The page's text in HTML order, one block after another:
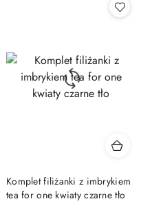
Komplet filiżanki z imbrykiem
tea for one kwiaty czarne tło